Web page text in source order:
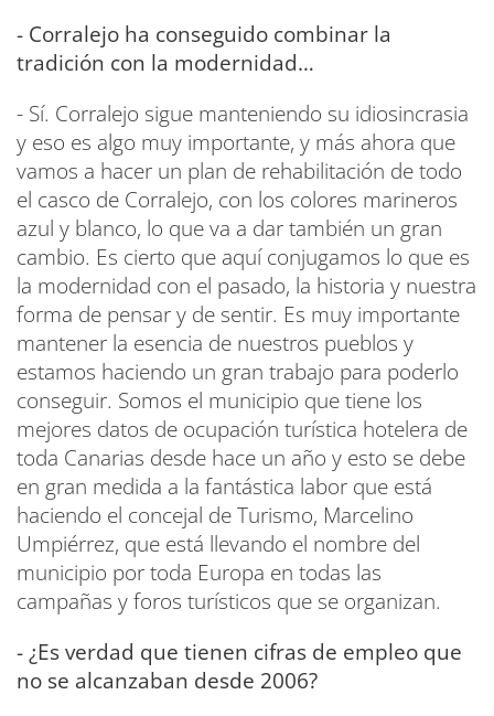
- Corralejo ha conseguido combinar la
tradición con la modernidad…
- Sí. Corralejo sigue manteniendo su idiosincrasia
y eso es algo muy importante, y más ahora que
vamos a hacer un plan de rehabilitación de todo
el casco de Corralejo, con los colores marineros
azul y blanco, lo que va a dar también un gran
cambio. Es cierto que aquí conjugamos lo que es
la modernidad con el pasado, la historia y nuestra
forma de pensar y de sentir. Es muy importante
mantener la esencia de nuestros pueblos y
estamos haciendo un gran trabajo para poderlo
conseguir. Somos el municipio que tiene los
mejores datos de ocupación turística hotelera de
toda Canarias desde hace un año y esto se debe
en gran medida a la fantástica labor que está
haciendo el concejal de Turismo, Marcelino
Umpiérrez, que está llevando el nombre del
municipio por toda Europa en todas las
campañas y foros turísticos que se organizan.
- ¿Es verdad que tienen cifras de empleo que
no se alcanzaban desde 2006?